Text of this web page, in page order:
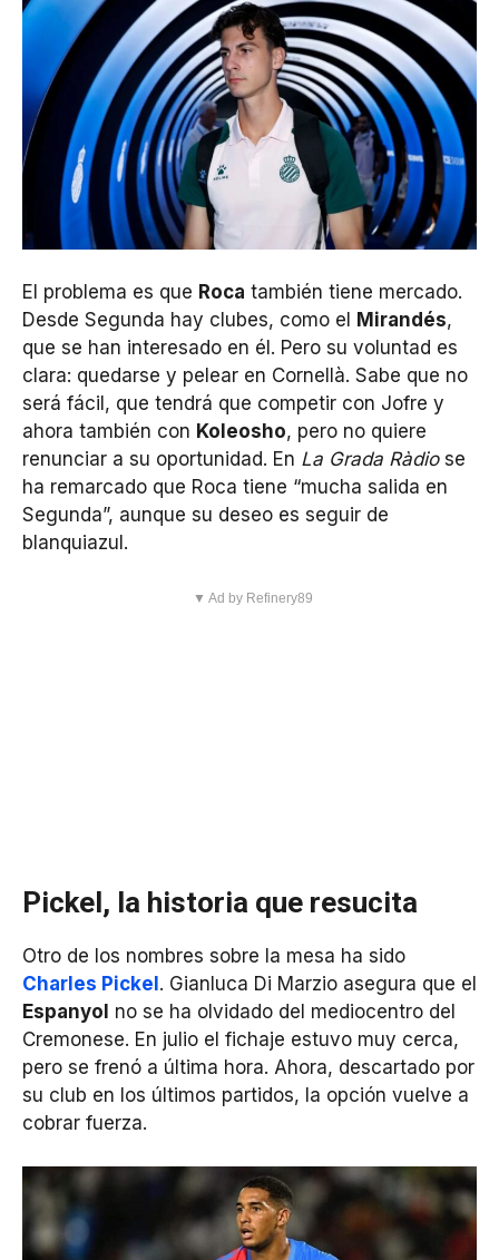
El problema es que Roca también tiene mercado.
Desde Segunda hay clubes, como el Mirandés,
que se han interesado en él. Pero su voluntad es
clara: quedarse y pelear en Cornellà. Sabe que no
será fácil, que tendrá que competir con Jofre y
ahora también con Koleosho, pero no quiere
renunciar a su oportunidad. En La Grada Ràdiose
ha remarcado que Roca tiene “mucha salida en
Segunda”, aunque su deseo es seguir de
blanquiazul.
▼ Ad by Refinery89
Pickel, la historia que resucita
Otro de los nombres sobre la mesa ha sido
Charles Pickel . Gianluca Di Marzio asegura que el
Espanyol no se ha olvidado del mediocentro del
Cremonese. En julio el fichaje estuvo muy cerca,
pero se frenó a última hora. Ahora, descartado por
su club en los últimos partidos, la opción vuelve a
cobrar fuerza.